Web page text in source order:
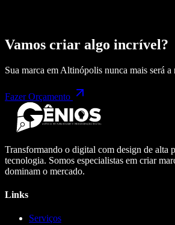
Vamos criar algo incrível?
Sua marca em Altinópolis nunca mais será a
Fazer Orçamento
Transformando o digital com design de alta
tecnologia. Somos especialistas em criar
dominam o mercado.
Links
Serviços